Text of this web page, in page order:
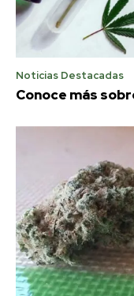
Noticias Destacadas
Conoce más